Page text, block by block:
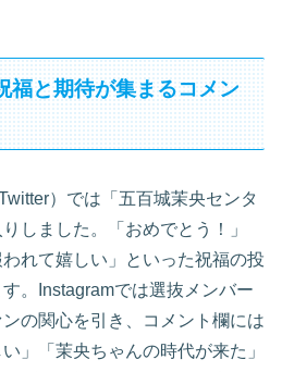
福と期待が集まるコメン
）では「五百城茉央センタ
しました。「おめでとう！」
われて嬉しい」といった祝福の投
。Instagramでは選抜メンバー
の関心を引き、コメント欄には
」「茉央ちゃんの時代が来た」